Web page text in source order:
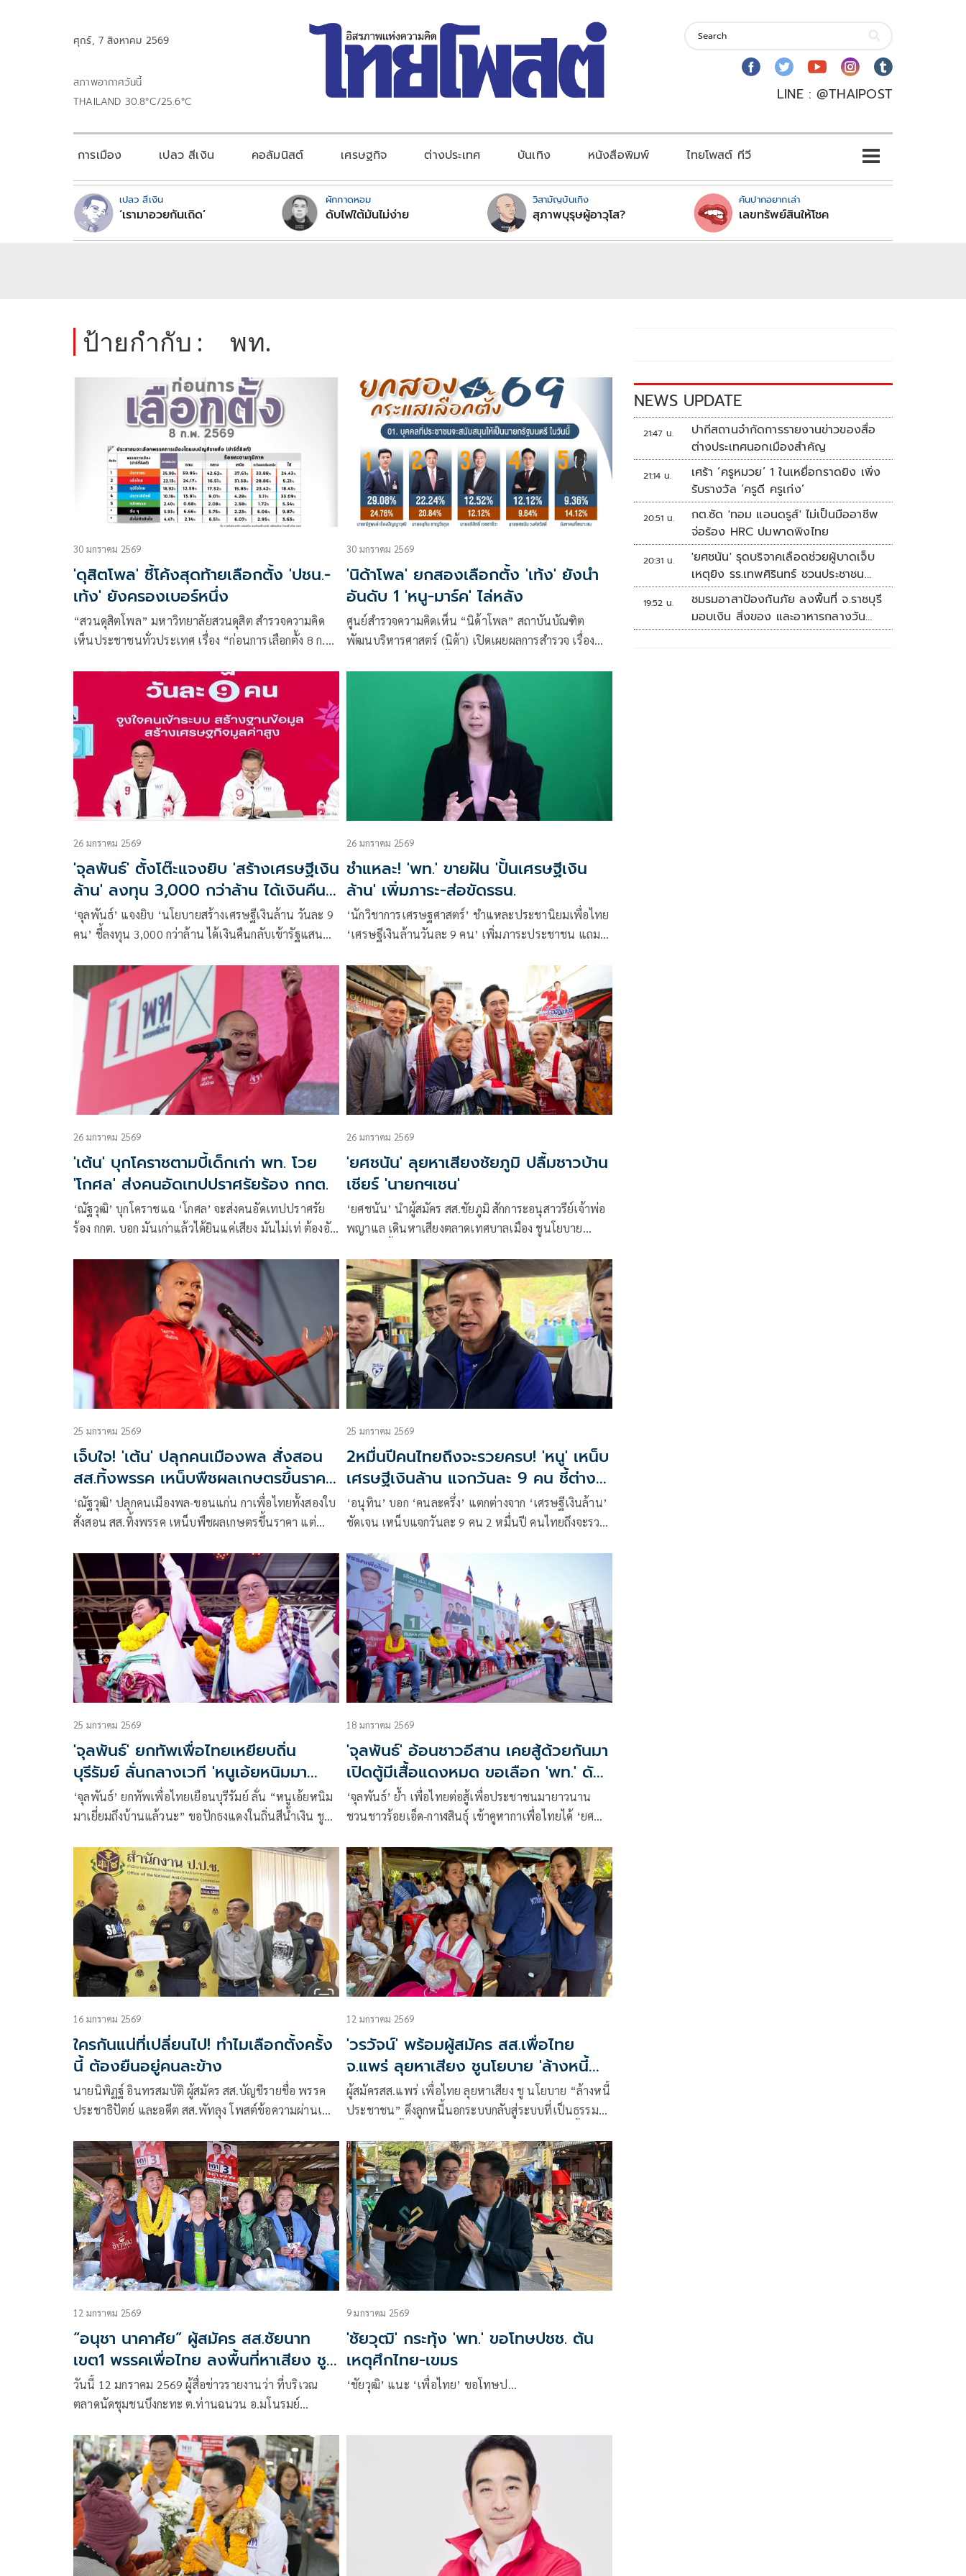
ศุกร์, 7 สิงหาคม 2569
สภาพอากาศวันนี้
THAILAND 30.8°C/25.6°C
LINE : @THAIPOST
การเมือง เปลว สีเงิน คอลัมนิสต์ เศรษฐกิจ ต่างประเทศ บันเทิง หนังสือพิมพ์ ไทยโพสต์ ทีวี
เปลว สีเงิน
‘เรามาอวยกันเถิด’
ผักกาดหอม
ดับไฟใต้มันไม่ง่าย
วิสามัญบันเทิง
สุภาพบุรุษผู้อาวุโส?
คันปากอยากเล่า
เลขทรัพย์สินให้โชค
ป้ายกำกับ : พท.
30 มกราคม 2569
'ดุสิตโพล' ชี้โค้งสุดท้ายเลือกตั้ง 'ปชน.-
เท้ง' ยังครองเบอร์หนึ่ง
“สวนดุสิตโพล” มหาวิทยาลัยสวนดุสิต สำรวจความคิด
เห็นประชาชนทั่วประเทศ เรื่อง “ก่อนการเลือกตั้ง 8 ก.พ.
30 มกราคม 2569
'นิด้าโพล' ยกสองเลือกตั้ง 'เท้ง' ยังนำ
อันดับ 1 'หนู-มาร์ค' ไล่หลัง
ศูนย์สำรวจความคิดเห็น “นิด้าโพล” สถาบันบัณฑิต
พัฒนบริหารศาสตร์ (นิด้า) เปิดเผยผลการสำรวจ เรื่อง
26 มกราคม 2569
'จุลพันธ์' ตั้งโต๊ะแจงยิบ 'สร้างเศรษฐีเงิน
ล้าน' ลงทุน 3,000 กว่าล้าน ได้เงินคืน
กลับเข้ารัฐแสนล.
‘จุลพันธ์’ แจงยิบ ‘นโยบายสร้างเศรษฐีเงินล้าน วันละ 9
คน’ ชี้ลงทุน 3,000 กว่าล้าน ได้เงินคืนกลับเข้ารัฐแสน
ให้มีความแม่นยำ
26 มกราคม 2569
ชำแหละ! 'พท.' ขายฝัน 'ปั้นเศรษฐีเงิน
ล้าน' เพิ่มภาระ-ส่อขัดรธน.
‘นักวิชาการเศรษฐศาสตร์’ ชำแหละประชานิยมเพื่อไทย
‘เศรษฐีเงินล้านวันละ 9 คน’ เพิ่มภาระประชาชน แถม
26 มกราคม 2569
'เต้น' บุกโคราชตามบี้เด็กเก่า พท. โวย
'โกศล' ส่งคนอัดเทปปราศรัยร้อง กกต.
‘ณัฐวุฒิ’ บุกโคราชแฉ ‘โกศล’ จะส่งคนอัดเทปปราศรัย
ร้อง กกต. บอก มันเก่าแล้วได้ยินแค่เสียง มันไม่เท่ ต้องอัด
ชี้ เป็นครั้งแรกกลุ่มการเมืองโคราชผนึกกำลังกัน อ้อน ขอ
เหมา 16 เขตให้พรรคใช้นโยบายแก้ปัญหาเข้าไปทำงาน
26 มกราคม 2569
'ยศชนัน' ลุยหาเสียงชัยภูมิ ปลื้มชาวบ้าน
เชียร์ 'นายกฯเชน'
‘ยศชนัน’ นำผู้สมัคร สส.ชัยภูมิ สักการะอนุสาวรีย์เจ้าพ่อ
พญาแล เดินหาเสียงตลาดเทศบาลเมือง ชูนโยบาย
25 มกราคม 2569
เจ็บใจ! 'เต้น' ปลุกคนเมืองพล สั่งสอน
สส.ทิ้งพรรค เหน็บพืชผลเกษตรขึ้นราคา
แต่ข้าวฟ่างตก
‘ณัฐวุฒิ’ ปลุกคนเมืองพล-ขอนแก่น กาเพื่อไทยทั้งสองใบ
สั่งสอน สส.ทิ้งพรรค เหน็บพืชผลเกษตรขึ้นราคา แต่
25 มกราคม 2569
2หมื่นปีคนไทยถึงจะรวยครบ! 'หนู' เหน็บ
เศรษฐีเงินล้าน แจกวันละ 9 คน ชี้ต่าง
จากคนละครึ่งชัดเจน
‘อนุทิน’ บอก ‘คนละครึ่ง’ แตกต่างจาก ‘เศรษฐีเงินล้าน’
ชัดเจน เหน็บแจกวันละ 9 คน 2 หมื่นปี คนไทยถึงจะรวย
แถมทำไม่จบ จวกไม่ใช่เห็นนโยบายพรรคอื่นแล้วออ
นท็อป เอามานำเสนอรายวัน ชี้ ทุกอย่างต้องมีการ
วางแผน – ดูงบประมาณ
25 มกราคม 2569
'จุลพันธ์' ยกทัพเพื่อไทยเหยียบถิ่น
บุรีรัมย์ ลั่นกลางเวที 'หนูเอ้ยหนิมมา
เยี่ยมถึงบ้านแล้วนะ'
‘จุลพันธ์’ ยกทัพเพื่อไทยเยือนบุรีรัมย์ ลั่น “หนูเอ้ยหนิม
มาเยี่ยมถึงบ้านแล้วนะ” ขอปักธงแดงในถิ่นสีน้ำเงิน ชู
18 มกราคม 2569
'จุลพันธ์' อ้อนชาวอีสาน เคยสู้ด้วยกันมา
เปิดตู้มีเสื้อแดงหมด ขอเลือก 'พท.' ดัน
'อ.เชน' นายกฯ
‘จุลพันธ์’ ย้ำ เพื่อไทยต่อสู้เพื่อประชาชนมายาวนาน
ชวนชาวร้อยเอ็ด-กาฬสินธุ์ เข้าคูหากาเพื่อไทยได้ ‘ยศ
16 มกราคม 2569
ใครกันแน่ที่เปลี่ยนไป! ทำไมเลือกตั้งครั้ง
นี้ ต้องยืนอยู่คนละข้าง
นายนิพิฏฐ์ อินทรสมบัติ ผู้สมัคร สส.บัญชีรายชื่อ พรรค
ประชาธิปัตย์ และอดีต สส.พัทลุง โพสต์ข้อความผ่านเฟ
12 มกราคม 2569
'วรวัจน์' พร้อมผู้สมัคร สส.เพื่อไทย
จ.แพร่ ลุยหาเสียง ชูนโยบาย 'ล้างหนี้
ประชาชน'
ผู้สมัครสส.แพร่ เพื่อไทย ลุยหาเสียง ชู นโยบาย “ล้างหนี้
ประชาชน” ดึงลูกหนี้นอกระบบกลับสู่ระบบที่เป็นธรรม
ทันที
12 มกราคม 2569
“อนุชา นาคาศัย” ผู้สมัคร สส.ชัยนาท
เขต1 พรรคเพื่อไทย ลงพื้นที่หาเสียง ชู
นโยบายเป้าหมายดันราคาข้าว15,000ต่อ
ตัน
วันนี้ 12 มกราคม 2569 ผู้สื่อข่าวรายงานว่า ที่บริเวณ
ตลาดนัดชุมชนบึงกะทะ ต.ท่านฉนวน อ.มโนรมย์
จ.ชัยนาท พรรคเพื่อไทย เบอร์3 พร้อมทีมหาเสียง ลงพื้น
ที่พบปะพี่น้องประชาชน พ่อค้าแม่ค้า พร้อมชูนโยบาย
พรรค
9 มกราคม 2569
'ชัยวุฒิ' กระทุ้ง 'พท.' ขอโทษปชช. ต้น
เหตุศึกไทย-เขมร
‘ชัยวุฒิ’ แนะ ‘เพื่อไทย’ ขอโทษป…
NEWS UPDATE
21:47 น.
ปากีสถานจำกัดการรายงานข่าวของสื่อ
ต่างประเทศนอกเมืองสำคัญ
21:14 น.
เศร้า ‘ครูหมวย’ 1 ในเหยื่อกราดยิง เพิ่ง
รับรางวัล ‘ครูดี ครูเก่ง’
20:51 น.
กต.ซัด 'ทอม แอนดรูส์' ไม่เป็นมืออาชีพ
จ่อร้อง HRC ปมพาดพิงไทย
20:31 น.
'ยศชนัน' รุดบริจาคเลือดช่วยผู้บาดเจ็บ
เหตุยิง รร.เทพศิรินทร์ ชวนประชาชน
ร่วมบริจาค
19:52 น.
ชมรมอาสาป้องกันภัย ลงพื้นที่ จ.ราชบุรี
มอบเงิน สิ่งของ และอาหารกลางวัน
แก่โรงเรียนบ้านหนองน้ำใส